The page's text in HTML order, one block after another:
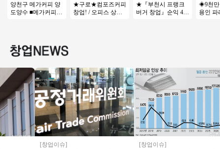
양천구 메가커피 양
도양수 ■메가커피■
★구로★컴포즈커피
창업! / 오피스 상권!
★『부천시 프랭크
버거 창업』순익 475
◈9천
용인 파
[창업이슈] [창업이슈]